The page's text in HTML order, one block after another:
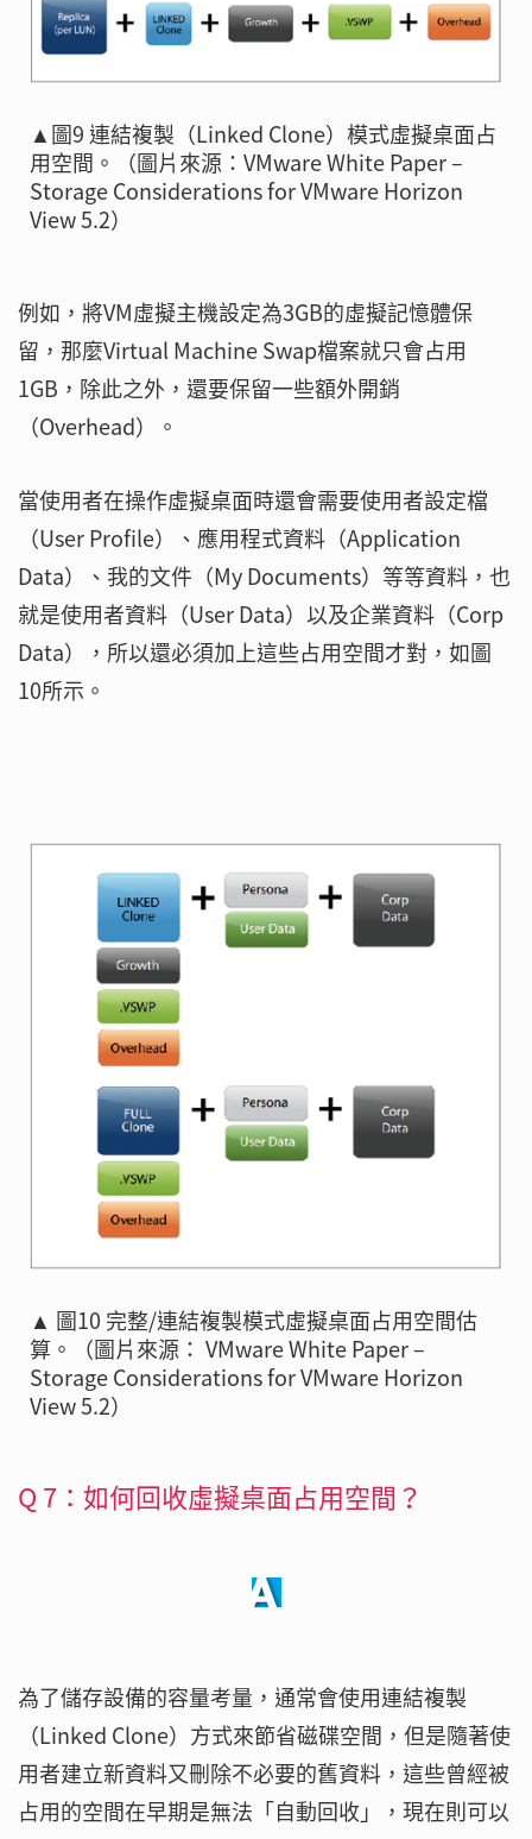
▲圖9 連結複製（Linked Clone）模式虛擬桌面占
用空間。（圖片來源：VMware White Paper –
Storage Considerations for VMware Horizon
View 5.2）
例如，將VM虛擬主機設定為3GB的虛擬記憶體保
留，那麼Virtual Machine Swap檔案就只會占用
1GB，除此之外，還要保留一些額外開銷
（Overhead）。
當使用者在操作虛擬桌面時還會需要使用者設定檔
（User Profile）、應用程式資料（Application
Data）、我的文件（My Documents）等等資料，也
就是使用者資料（User Data）以及企業資料（Corp
Data），所以還必須加上這些占用空間才對，如圖
10所示。
▲ 圖10 完整/連結複製模式虛擬桌面占用空間估
算。（圖片來源： VMware White Paper –
Storage Considerations for VMware Horizon
View 5.2）
Q 7：如何回收虛擬桌面占用空間？
為了儲存設備的容量考量，通常會使用連結複製
（Linked Clone）方式來節省磁碟空間，但是隨著使
用者建立新資料又刪除不必要的舊資料，這些曾經被
占用的空間在早期是無法「自動回收」，現在則可以